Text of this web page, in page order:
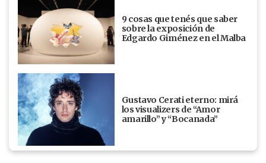
9 cosas que tenés que saber
sobre la exposición de
Edgardo Giménez en el Malba
Gustavo Cerati eterno: mirá
los visualizers de “Amor
amarillo” y “Bocanada”